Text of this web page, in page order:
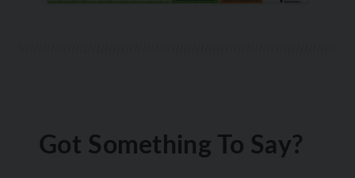
Got Something To Say?